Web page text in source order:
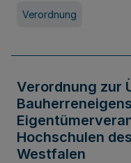
Verordnung
Verordnung zur
Hochschulen
Westfalen